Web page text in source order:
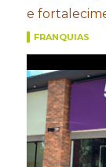
e
FRANQUIAS